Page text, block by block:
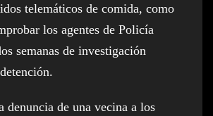
telemáticos de comida, como
los agentes de Policía
semanas de investigación
denuncia de una vecina a los